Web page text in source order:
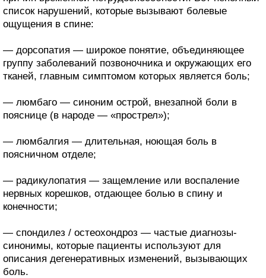
список нарушений, которые вызывают болевые
ощущения в спине:
— дорсопатия — широкое понятие, объединяющее
группу заболеваний позвоночника и окружающих его
тканей, главным симптомом которых является боль;
— люмбаго — синоним острой, внезапной боли в
пояснице (в народе — «прострел»);
— люмбалгия — длительная, ноющая боль в
поясничном отделе;
— радикулопатия — защемление или воспаление
нервных корешков, отдающее болью в спину и
конечности;
— спондилез / остеохондроз — частые диагнозы-
синонимы, которые пациенты используют для
описания дегенеративных изменений, вызывающих
боль.